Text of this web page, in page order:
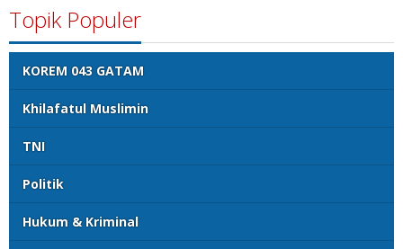
Topik Populer
KOREM 043 GATAM
Khilafatul Muslimin
TNI
Politik
Hukum & Kriminal